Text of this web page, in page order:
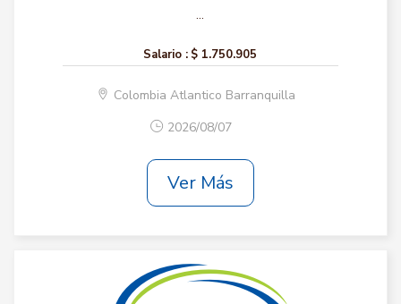
...
Salario : $ 1.750.905
Colombia Atlantico Barranquilla
2026/08/07
Ver Más